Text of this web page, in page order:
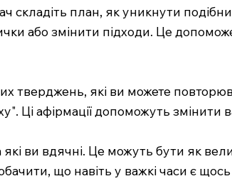
складіть план, як уникнути
або змінити підходи. Це
тверджень, які ви можете
Ці афірмації допоможуть
ви вдячні. Це можуть бути як
що навіть у важкі часи є